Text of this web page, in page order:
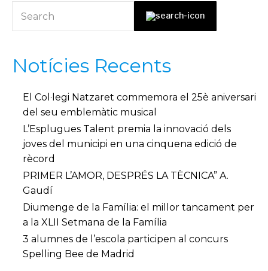
Notícies Recents
El Col·legi Natzaret commemora el 25è aniversari
del seu emblemàtic musical
L’Esplugues Talent premia la innovació dels
joves del municipi en una cinquena edició de
rècord
PRIMER L’AMOR, DESPRÉS LA TÈCNICA” A.
Gaudí
Diumenge de la Família: el millor tancament per
a la XLII Setmana de la Família
3 alumnes de l’escola participen al concurs
Spelling Bee de Madrid